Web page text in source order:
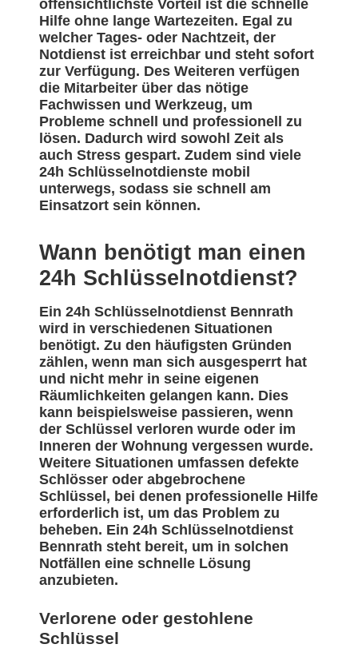
offensichtlichste Vorteil ist die schnelle
Hilfe ohne lange Wartezeiten. Egal zu
welcher Tages- oder Nachtzeit, der
Notdienst ist erreichbar und steht sofort
zur Verfügung. Des Weiteren verfügen
die Mitarbeiter über das nötige
Fachwissen und Werkzeug, um
Probleme schnell und professionell zu
lösen. Dadurch wird sowohl Zeit als
auch Stress gespart. Zudem sind viele
24h Schlüsselnotdienste mobil
unterwegs, sodass sie schnell am
Einsatzort sein können.
Wann benötigt man einen
24h Schlüsselnotdienst?
Ein 24h Schlüsselnotdienst Bennrath
wird in verschiedenen Situationen
benötigt. Zu den häufigsten Gründen
zählen, wenn man sich ausgesperrt hat
und nicht mehr in seine eigenen
Räumlichkeiten gelangen kann. Dies
kann beispielsweise passieren, wenn
der Schlüssel verloren wurde oder im
Inneren der Wohnung vergessen wurde.
Weitere Situationen umfassen defekte
Schlösser oder abgebrochene
Schlüssel, bei denen professionelle Hilfe
erforderlich ist, um das Problem zu
beheben. Ein 24h Schlüsselnotdienst
Bennrath steht bereit, um in solchen
Notfällen eine schnelle Lösung
anzubieten.
Verlorene oder gestohlene
Schlüssel